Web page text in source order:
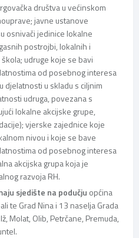
društva u većinskom
javne ustanove
osnivači jedinice lokalne
postrojbi, lokalnih i
udruge koje se bavi
od posebnog interesa
djelatnosti u skladu s ciljnim
udruga, povezana s
lokalne akcijske grupe,
vjerske zajednice koje
nivou i koje se bave
od posebnog interesa
akcijska grupa koja je
razvoja RH.
sjedište na podučju općina
te Grad Nina i 13 naselja Grada
Molat, Olib, Petrčane, Premuda,